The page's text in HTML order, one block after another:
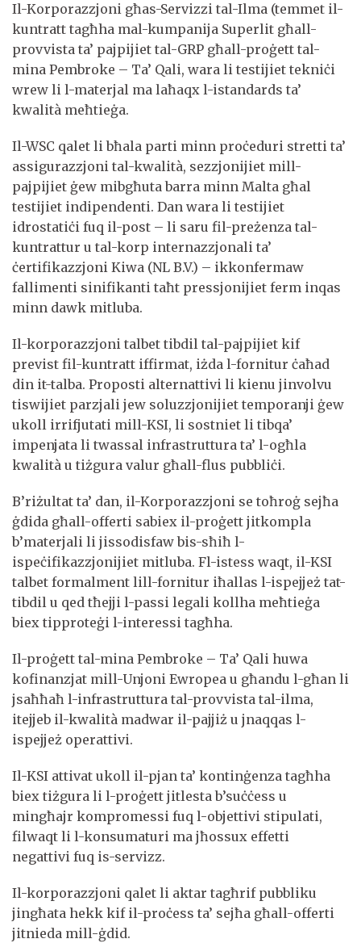
Il-Korporazzjoni għas-Servizzi tal-Ilma (temmet il-
kuntratt tagħha mal-kumpanija Superlit għall-
provvista ta’ pajpijiet tal-GRP għall-proġett tal-
mina Pembroke – Ta’ Qali, wara li testijiet tekniċi
wrew li l-materjal ma laħaqx l-istandards ta’
kwalità meħtieġa.
Il-WSC qalet li bħala parti minn proċeduri stretti ta’
assigurazzjoni tal-kwalità, sezzjonijiet mill-
pajpijiet ġew mibgħuta barra minn Malta għal
testijiet indipendenti. Dan wara li testijiet
idrostatiċi fuq il-post – li saru fil-preżenza tal-
kuntrattur u tal-korp internazzjonali ta’
ċertifikazzjoni Kiwa (NL B.V.) – ikkonfermaw
fallimenti sinifikanti taħt pressjonijiet ferm inqas
minn dawk mitluba.
Il-korporazzjoni talbet tibdil tal-pajpijiet kif
previst fil-kuntratt iffirmat, iżda l-fornitur ċaħad
din it-talba. Proposti alternattivi li kienu jinvolvu
tiswijiet parzjali jew soluzzjonijiet temporanji ġew
ukoll irrifjutati mill-KSI, li sostniet li tibqa’
impenjata li twassal infrastruttura ta’ l-ogħla
kwalità u tiżgura valur għall-flus pubbliċi.
B’riżultat ta’ dan, il-Korporazzjoni se toħroġ sejħa
ġdida għall-offerti sabiex il-proġett jitkompla
b’materjali li jissodisfaw bis-sħiħ l-
ispeċifikazzjonijiet mitluba. Fl-istess waqt, il-KSI
talbet formalment lill-fornitur iħallas l-ispejjeż tat-
tibdil u qed tħejji l-passi legali kollha meħtieġa
biex tipproteġi l-interessi tagħha.
Il-proġett tal-mina Pembroke – Ta’ Qali huwa
kofinanzjat mill-Unjoni Ewropea u għandu l-għan li
jsaħħaħ l-infrastruttura tal-provvista tal-ilma,
itejjeb il-kwalità madwar il-pajjiż u jnaqqas l-
ispejjeż operattivi.
Il-KSI attivat ukoll il-pjan ta’ kontinġenza tagħha
biex tiżgura li l-proġett jitlesta b’suċċess u
mingħajr kompromessi fuq l-objettivi stipulati,
filwaqt li l-konsumaturi ma jħossux effetti
negattivi fuq is-servizz.
Il-korporazzjoni qalet li aktar tagħrif pubbliku
jingħata hekk kif il-proċess ta’ sejħa għall-offerti
jitnieda mill-ġdid.